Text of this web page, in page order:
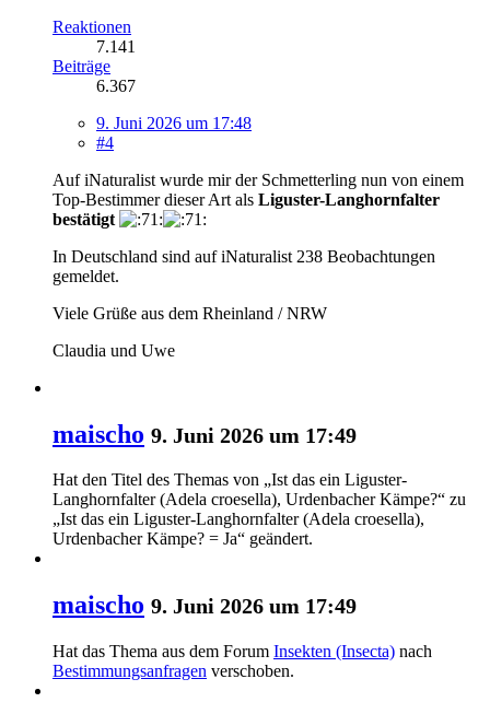
Reaktionen
7.141
Beiträge
6.367
9. Juni 2026 um 17:48
#4
Auf iNaturalist wurde mir der Schmetterling nun von einem
Top-Bestimmer dieser Art als Liguster-Langhornfalter
bestätigt
In Deutschland sind auf iNaturalist 238 Beobachtungen
gemeldet.
Viele Grüße aus dem Rheinland / NRW
Claudia und Uwe
maischo 9. Juni 2026 um 17:49
Hat den Titel des Themas von „Ist das ein Liguster-
Langhornfalter (Adela croesella), Urdenbacher Kämpe?“ zu
„Ist das ein Liguster-Langhornfalter (Adela croesella),
Urdenbacher Kämpe? = Ja“ geändert.
maischo 9. Juni 2026 um 17:49
Hat das Thema aus dem Forum Insekten (Insecta) nach
Bestimmungsanfragen verschoben.